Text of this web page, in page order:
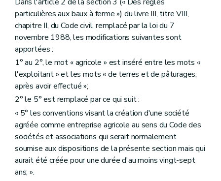
Art. 36
Art. 37
Art. 38
Art. 39
Art. 40
Art. 41
Art. 42
Art. 43
Chapitre II
Modifications du Code wallon de l'Agriculture
Art. 44
Art. 45
Art. 46
Art. 47
Chapitre III Modifications du décret du 20 octobre 2016 limitant les fermages
Art. 48
Art. 49
Art. 50
Art. 51
Chapitre IV
particulières aux baux à ferme ») du livre III, titre VIII,
chapitre II, du Code civil, remplacé par la loi du 7
novembre 1988, les modifications suivantes sont
apportées :
1° au 2°, le mot « agricole » est inséré entre les mots «
l'exploitant » et les mots « de terres et de pâturages,
après avoir effectué »;
2° le 5° est remplacé par ce qui suit :
« 5° les conventions visant la création d'une société
agréée comme entreprise agricole au sens du Code des
sociétés et associations qui serait normalement
soumise aux dispositions de la présente section mais qui
aurait été créée pour une durée d'au moins vingt-sept
ans; ».